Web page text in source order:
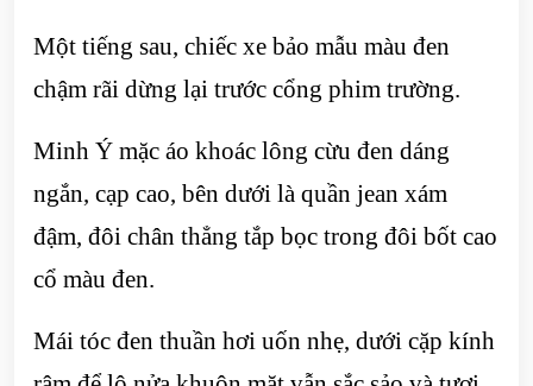
Một tiếng sau, chiếc xe bảo mẫu màu đen
chậm rãi dừng lại trước cổng phim trường.
Minh Ý mặc áo khoác lông cừu đen dáng
ngắn, cạp cao, bên dưới là quần jean xám
đậm, đôi chân thẳng tắp bọc trong đôi bốt cao
cổ màu đen.
Mái tóc đen thuần hơi uốn nhẹ, dưới cặp kính